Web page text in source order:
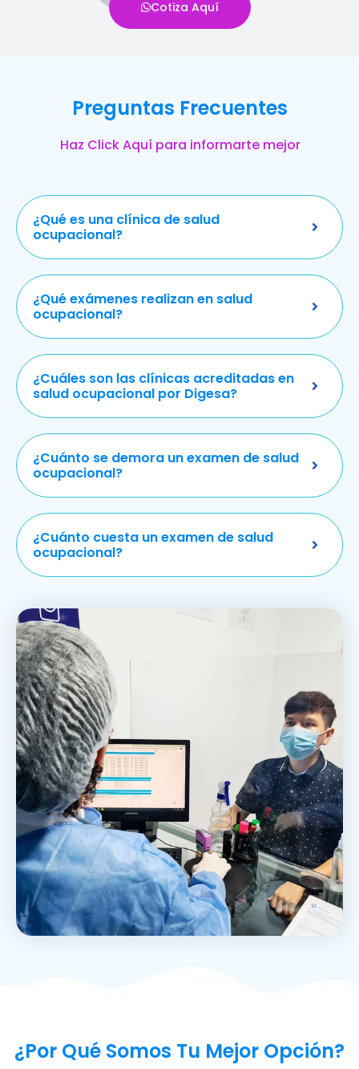
Cotiza Aquí
Preguntas Frecuentes
Haz Click Aquí para informarte mejor
¿Qué es una clínica de salud
ocupacional?
¿Qué exámenes realizan en salud
ocupacional?
¿Cuáles son las clínicas acreditadas en
salud ocupacional por Digesa?
¿Cuánto se demora un examen de salud
ocupacional?
¿Cuánto cuesta un examen de salud
ocupacional?
¿Por Qué Somos Tu Mejor Opción?